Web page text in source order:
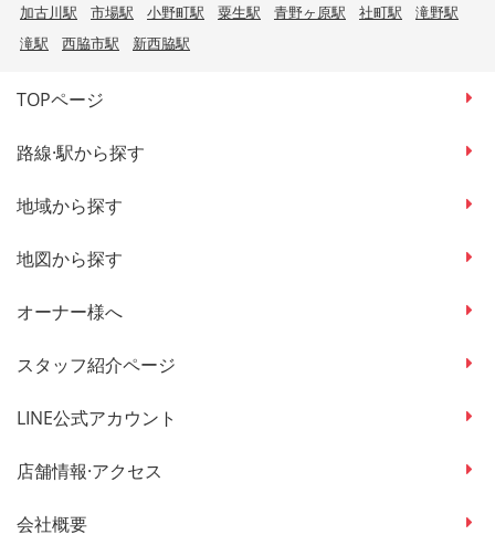
加古川駅 市場駅 小野町駅 粟生駅 青野ヶ原駅 社町駅
滝野駅
滝駅
西脇市駅 新西脇駅
TOPページ
路線·駅から探す
地域から探す
地図から探す
オーナー様へ
スタッフ紹介ページ
LINE公式アカウント
店舗情報·アクセス
会社概要